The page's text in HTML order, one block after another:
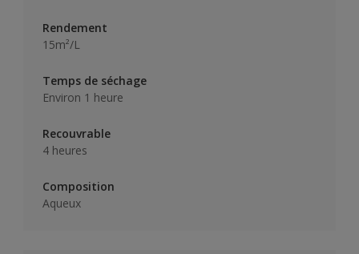
Rendement
15m²/L
Temps de séchage
Environ 1 heure
Recouvrable
4 heures
Composition
Aqueux